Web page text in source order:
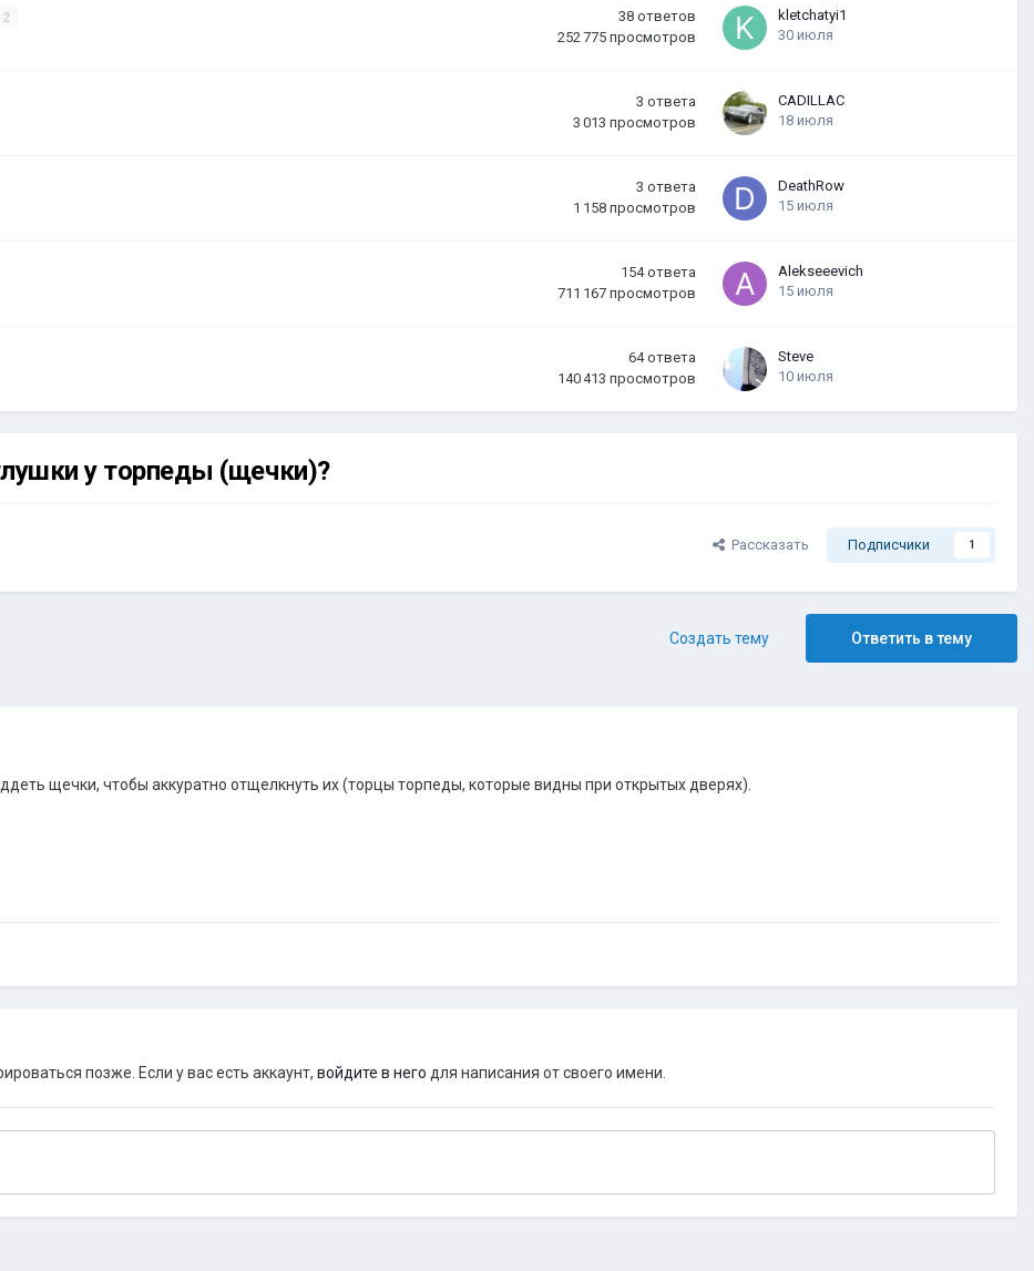
2 38 ответов
252 775 просмотров
kletchatyi1
30 июля
3 ответа
3 013 просмотров
CADILLAC
18 июля
3 ответа
1 158 просмотров
DeathRow
15 июля
154 ответа
711 167 просмотров
Alekseeevich
15 июля
64 ответа
140 413 просмотров
Steve
10 июля
у торпеды (щечки)?
Рассказать Подписчики 1
Ответить в тему
Создать тему
щечки, чтобы аккуратно отщелкнуть их (торцы торпеды, которые видны при открытых дверях).
позже. Если у вас есть аккаунт, войдите в него для написания от своего имени.